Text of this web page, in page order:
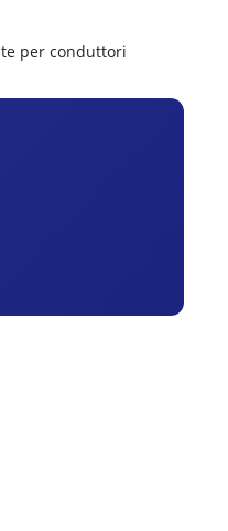
per conduttori